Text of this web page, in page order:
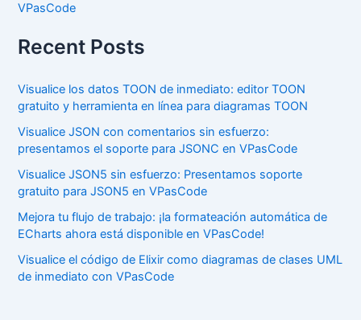
VPasCode
Recent Posts
Visualice los datos TOON de inmediato: editor TOON
gratuito y herramienta en línea para diagramas TOON
Visualice JSON con comentarios sin esfuerzo:
presentamos el soporte para JSONC en VPasCode
Visualice JSON5 sin esfuerzo: Presentamos soporte
gratuito para JSON5 en VPasCode
Mejora tu flujo de trabajo: ¡la formateación automática de
ECharts ahora está disponible en VPasCode!
Visualice el código de Elixir como diagramas de clases UML
de inmediato con VPasCode